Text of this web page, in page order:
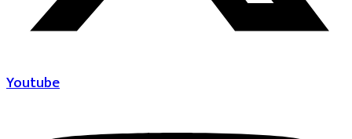
Youtube